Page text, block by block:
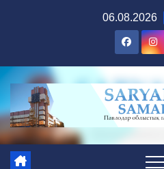
06.08.2026